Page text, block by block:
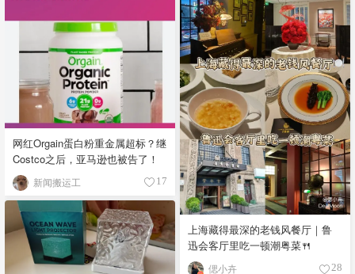
网红Orgain蛋白粉重金属超标？继
Costco之后，亚马逊也被告了！
新闻搬运工 17
上海藏得最深的老钱风餐厅｜鲁
迅会客厅里吃一顿潮粤菜🍴
偲小卉 28